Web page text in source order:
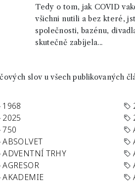
Tedy o tom, jak COVID
všichni nutili a bez které,
společnosti, bazénu,
skutečně zabíjela...
slov u všech publikovaných
1968
2025
750
ABSOLVET
ADVENTNÍ TRHY
AGRESOR
AKADEMIE